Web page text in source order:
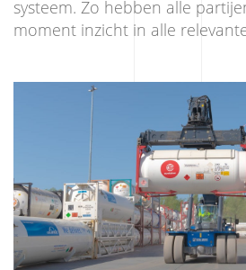
systeem. Zo hebben alle
moment inzicht in alle